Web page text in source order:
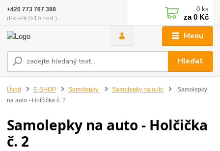
Menu
Hledat
+420 773 767 398
(Po-Pá 8-16 hod.)
0 ks
za0 Kč
Úvod E-SHOP Samolepky Samolepky na auto
Samolepky
na auto - Holčička č. 2
Samolepky na auto - Holčička
č. 2